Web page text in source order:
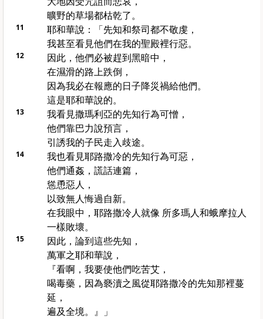
曠野的草場都枯乾了。
11
耶和華說：「先知和祭司都不敬虔，
我甚至看見他們在我的聖殿裡行惡。
12
因此，他們必被趕到黑暗中，
在濕滑的路上跌倒，
因為我必在報應的日子降災禍給他們。
這是耶和華說的。
13
我看見撒瑪利亞的先知行為可憎，
他們靠巴力說預言，
引誘我的子民走入歧途。
14
我也看見耶路撒冷的先知行為可惡，
他們通姦，謊話連篇，
慫恿惡人，
以致無人悔過自新。
在我眼中，耶路撒冷人就像 所多瑪人和蛾摩拉人
一樣敗壞。
15
因此，論到這些先知，
萬軍之耶和華說，
『看啊，我要使他們吃苦艾，
喝毒藥，因為褻瀆之風從耶路撒冷的先知那裡蔓
延，
遍及全境。』」